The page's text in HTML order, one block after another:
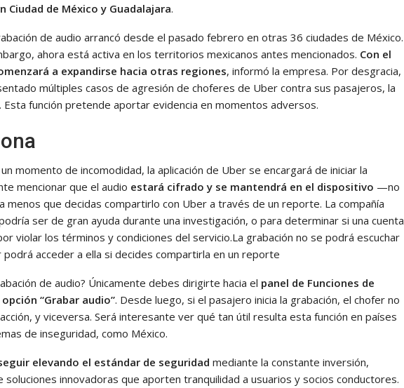
Ciudad de México y Guadalajara.
de audio arrancó desde el pasado febrero en otras 36 ciudades de México.
ahora está activa en los territorios mexicanos antes mencionados. Con el
a expandirse hacia otras regiones, informó la empresa. Por desgracia,
múltiples casos de agresión de choferes de Uber contra sus pasajeros, la
Esta función pretende aportar evidencia en momentos adversos.
momento de incomodidad, la aplicación de Uber se encargará de iniciar la
mencionar que el audio estará cifrado y se mantendrá en el dispositivo —no
que decidas compartirlo con Uber a través de un reporte. La compañía
ser de gran ayuda durante una investigación, o para determinar si una cuenta
violar los términos y condiciones del servicio.La grabación no se podrá escuchar
acceder a ella si decides compartirla en un reporte
de audio? Únicamente debes dirigirte hacia el panel de Funciones de
“Grabar audio”. Desde luego, si el pasajero inicia la grabación, el chofer no
y viceversa. Será interesante ver qué tan útil resulta esta función en países
de inseguridad, como México.
elevando el estándar de seguridad mediante la constante inversión,
innovadoras que aporten tranquilidad a usuarios y socios conductores.